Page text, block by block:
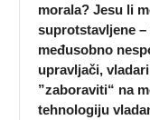
morala? Jesu li
suprotstavljene –
međusobno
upravljači,
”zaboraviti“ na
tehnologiju